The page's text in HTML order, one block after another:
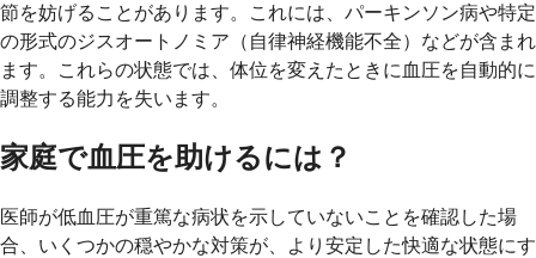
節を妨げることがあります。これには、パーキンソン病や特定
の形式のジスオートノミア（自律神経機能不全）などが含まれ
ます。これらの状態では、体位を変えたときに血圧を自動的に
調整する能力を失います。
家庭で血圧を助けるには？
医師が低血圧が重篤な病状を示していないことを確認した場
合、いくつかの穏やかな対策が、より安定した快適な状態にす